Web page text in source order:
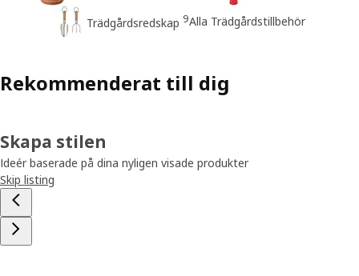
Trädgårdsredskap 9Alla Trädgårdstillbehör
Rekommenderat till dig
Skapa stilen
Ideér baserade på dina nyligen visade produkter
Skip listing